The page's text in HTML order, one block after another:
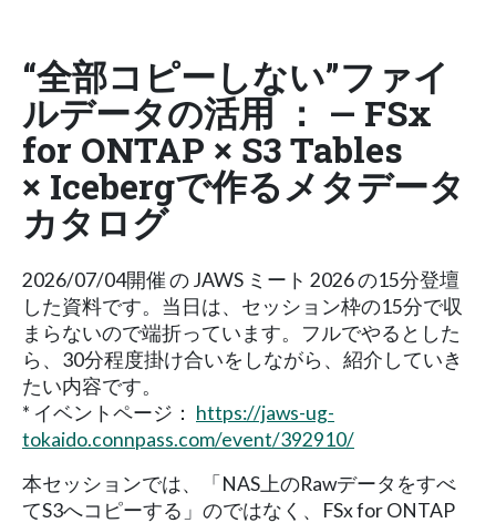
“全部コピーしない”ファイ
ルデータの活用 ： — FSx
for ONTAP × S3 Tables
× Icebergで作るメタデータ
カタログ
2026/07/04開催 の JAWS ミート 2026 の15分登壇
した資料です。当日は、セッション枠の15分で収
まらないので端折っています。フルでやるとした
ら、30分程度掛け合いをしながら、紹介していき
たい内容です。
* イベントページ： https://jaws-ug-
tokaido.connpass.com/event/392910/
本セッションでは、「NAS上のRawデータをすべ
てS3へコピーする」のではなく、FSx for ONTAP